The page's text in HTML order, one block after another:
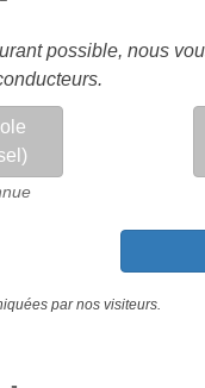
possible, nous
par nos visiteurs.